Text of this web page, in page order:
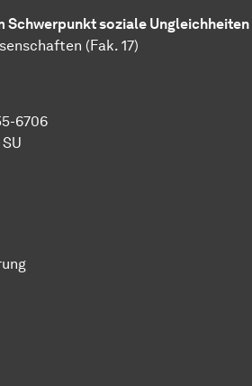
Schwer­punktsoziale Ungleichheiten
(Fak. 17)
6706